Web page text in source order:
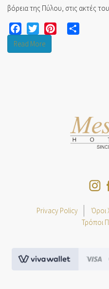
βόρεια της Πύλου, στις ακτές του
Facebook
Twitter Pinterest
Read More
Privacy Policy
Όροι
Τρόποι
viva.png